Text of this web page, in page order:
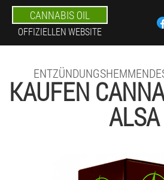
CANNABIS OIL
OFFIZIELLEN WEBSITE
KAUFEN
ALSA